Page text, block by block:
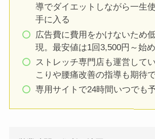
導でダイエットしながら一生
手に入る
広告費に費用をかけないため
現。最安値は1回3,500円～始
ストレッチ専門店も運営して
こりや腰痛改善の指導も期待
専用サイトで24時間いつでも